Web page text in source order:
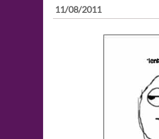
11/08/2011